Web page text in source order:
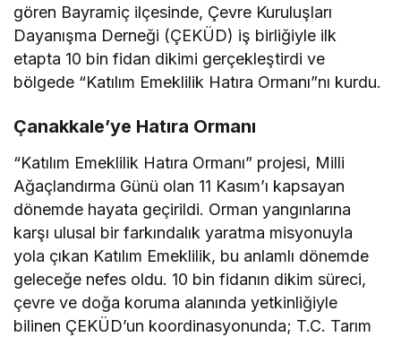
gören Bayramiç ilçesinde, Çevre Kuruluşları
Dayanışma Derneği (ÇEKÜD) iş birliğiyle ilk
etapta 10 bin fidan dikimi gerçekleştirdi ve
bölgede “Katılım Emeklilik Hatıra Ormanı”nı kurdu.
Çanakkale’ye Hatıra Ormanı
“Katılım Emeklilik Hatıra Ormanı” projesi, Milli
Ağaçlandırma Günü olan 11 Kasım’ı kapsayan
dönemde hayata geçirildi. Orman yangınlarına
karşı ulusal bir farkındalık yaratma misyonuyla
yola çıkan Katılım Emeklilik, bu anlamlı dönemde
geleceğe nefes oldu. 10 bin fidanın dikim süreci,
çevre ve doğa koruma alanında yetkinliğiyle
bilinen ÇEKÜD’un koordinasyonunda; T.C. Tarım